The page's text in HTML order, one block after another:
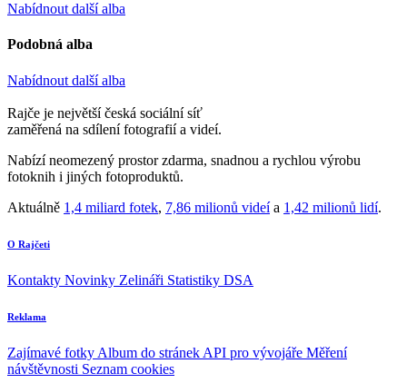
Nabídnout další alba
Podobná alba
Nabídnout další alba
Rajče je největší česká sociální síť
zaměřená na sdílení fotografií a videí.
Nabízí neomezený prostor zdarma, snadnou a rychlou výrobu
fotoknih i jiných fotoproduktů.
Aktuálně 1,4 miliard fotek, 7,86 milionů videía 1,42 milionů lidí.
O Rajčeti
Kontakty Novinky Zelináři Statistiky DSA
Reklama
Zajímavé fotky Album do stránek API pro vývojáře Měření
návštěvnosti Seznam cookies